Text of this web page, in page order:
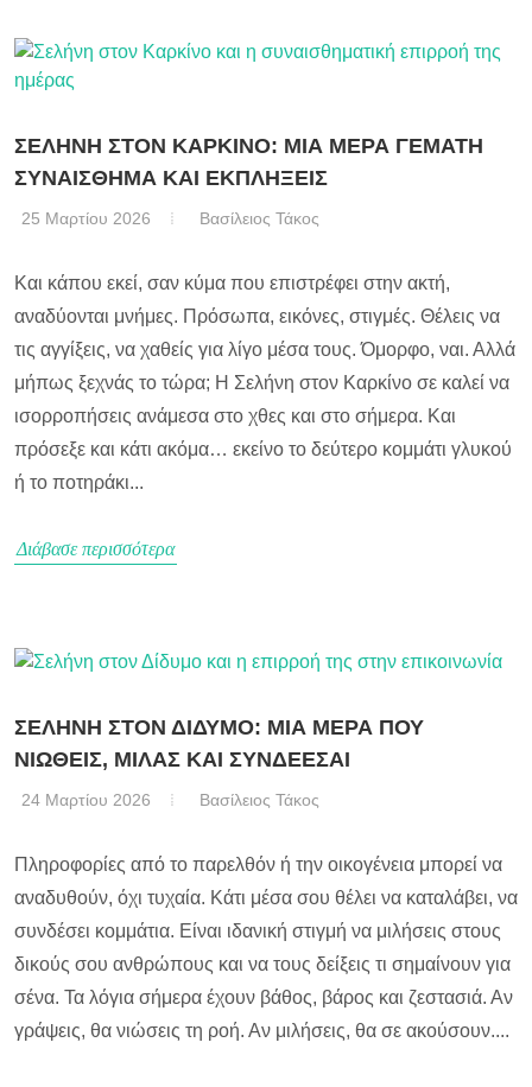
ΣΕΛΗΝΗ ΣΤΟΝ ΚΑΡΚΙΝΟ: ΜΙΑ ΜΕΡΑ ΓΕΜΑΤΗ
ΣΥΝΑΙΣΘΗΜΑ ΚΑΙ ΕΚΠΛΗΞΕΙΣ
25 Μαρτίου 2026 Βασίλειος Τάκος
Και κάπου εκεί, σαν κύμα που επιστρέφει στην ακτή,
αναδύονται μνήμες. Πρόσωπα, εικόνες, στιγμές. Θέλεις να
τις αγγίξεις, να χαθείς για λίγο μέσα τους. Όμορφο, ναι. Αλλά
μήπως ξεχνάς το τώρα; Η Σελήνη στον Καρκίνο σε καλεί να
ισορροπήσεις ανάμεσα στο χθες και στο σήμερα. Και
πρόσεξε και κάτι ακόμα… εκείνο το δεύτερο κομμάτι γλυκού
ή το ποτηράκι...
Διάβασε περισσότερα
ΣΕΛΗΝΗ ΣΤΟΝ ΔΙΔΥΜΟ: ΜΙΑ ΜΕΡΑ ΠΟΥ
ΝΙΩΘΕΙΣ, ΜΙΛΑΣ ΚΑΙ ΣΥΝΔΕΕΣΑΙ
24 Μαρτίου 2026 Βασίλειος Τάκος
Πληροφορίες από το παρελθόν ή την οικογένεια μπορεί να
αναδυθούν, όχι τυχαία. Κάτι μέσα σου θέλει να καταλάβει, να
συνδέσει κομμάτια. Είναι ιδανική στιγμή να μιλήσεις στους
δικούς σου ανθρώπους και να τους δείξεις τι σημαίνουν για
σένα. Τα λόγια σήμερα έχουν βάθος, βάρος και ζεστασιά. Αν
γράψεις, θα νιώσεις τη ροή. Αν μιλήσεις, θα σε ακούσουν....